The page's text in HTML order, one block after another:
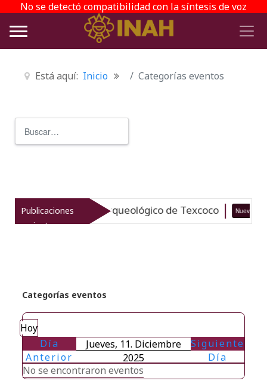
No se detectó compatibilidad con la síntesis de voz
Está aquí: Inicio Categorías eventos
Publicaciones
recientes
el patrimonio arqueológico de Texcoco Nuevo
Categorías eventos
Hoy
Día
Anterior
Jueves, 11. Diciembre
2025
Siguiente
Día
No se encontraron eventos